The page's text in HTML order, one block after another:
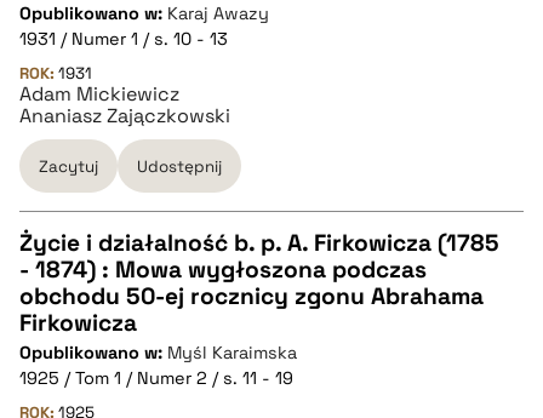
pobierz cytat
Opublikowano w: Karaj Awazy
1931 / Numer 1 / s. 10 - 13
ROK: 1931
Adam Mickiewicz
Ananiasz Zajączkowski
Zacytuj Udostępnij
CZYSTY TEKST
pobierz cytat
Życie i działalność b. p. A. Firkowicza (1785
- 1874) : Mowa wygłoszona podczas
obchodu 50-ej rocznicy zgonu Abrahama
Firkowicza
Opublikowano w: Myśl Karaimska
1925 / Tom 1 / Numer 2 / s. 11 - 19
ROK: 1925